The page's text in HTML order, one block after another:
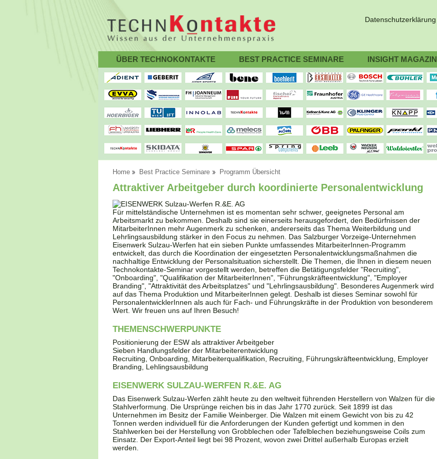
Datenschutzerklärung
ÜBER TECHNOKONTAKTE BEST PRACTICE SEMINARE INSIGHT MAGAZIN
Home Best Practice Seminare Programm Übersicht
Attraktiver Arbeitgeber durch koordinierte Personalentwicklung
Für mittelständische Unternehmen ist es momentan sehr schwer, geeignetes Personal am
Arbeitsmarkt zu bekommen. Deshalb sind sie einerseits herausgefordert, den Bedürfnissen der
MitarbeiterInnen mehr Augenmerk zu schenken, andererseits das Thema Weiterbildung und
Lehrlingsausbildung stärker in den Focus zu nehmen. Das Salzburger Vorzeige-Unternehmen
Eisenwerk Sulzau-Werfen hat ein sieben Punkte umfassendes MitarbeiterInnen-Programm
entwickelt, das durch die Koordination der eingesetzten Personalentwicklungsmaßnahmen die
nachhaltige Entwicklung der Personalsituation sicherstellt. Die Themen, die Ihnen in diesem neuen
Technokontakte-Seminar vorgestellt werden, betreffen die Betätigungsfelder "Recruiting",
"Onboarding", "Qualifikation der MitarbeiterInnen", "Führungskräfteentwicklung", "Employer
Branding", "Attraktivität des Arbeitsplatzes" und "Lehrlingsausbildung". Besonderes Augenmerk wird
auf das Thema Produktion und MitarbeiterInnen gelegt. Deshalb ist dieses Seminar sowohl für
PersonalentwicklerInnen als auch für Fach- und Führungskräfte in der Produktion von besonderem
Wert. Wir freuen uns auf Ihren Besuch!
THEMENSCHWERPUNKTE
Positionierung der ESW als attraktiver Arbeitgeber
Sieben Handlungsfelder der Mitarbeiterentwicklung
Recruiting, Onboarding, Mitarbeiterqualifikation, Recruiting, Führungskräfteentwicklung, Employer
Branding, Lehlingsausbildung
EISENWERK SULZAU-WERFEN R.&E. AG
Das Eisenwerk Sulzau-Werfen zählt heute zu den weltweit führenden Herstellern von Walzen für die
Stahlverformung. Die Ursprünge reichen bis in das Jahr 1770 zurück. Seit 1899 ist das
Unternehmen im Besitz der Familie Weinberger. Die Walzen mit einem Gewicht von bis zu 42
Tonnen werden individuell für die Anforderungen der Kunden gefertigt und kommen in den
Stahlwerken bei der Herstellung von Grobblechen oder Tafelblechen beziehungsweise Coils zum
Einsatz. Der Export-Anteil liegt bei 98 Prozent, wovon zwei Drittel außerhalb Europas erzielt
werden.